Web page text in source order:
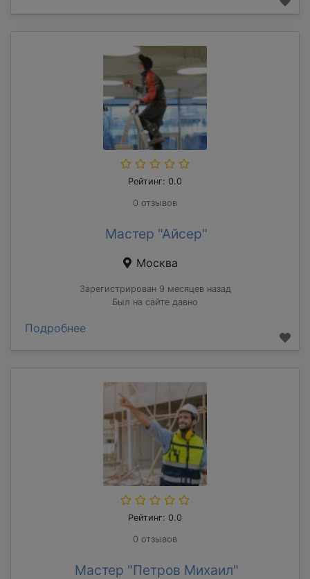
Рейтинг: 0.0
0 отзывов
Мастер "Айсер"
Москва
Зарегистрирован 9 месяцев назад
Был на сайте давно
Подробнее
Рейтинг: 0.0
0 отзывов
Мастер "Петров Михаил"